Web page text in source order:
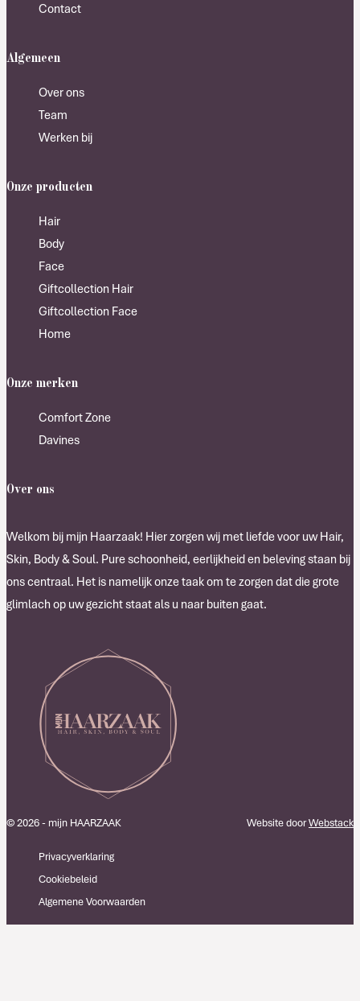
Contact
Algemeen
Over ons
Team
Werken bij
Onze producten
Hair
Body
Face
Giftcollection Hair
Giftcollection Face
Home
Onze merken
Comfort Zone
Davines
Over ons
Welkom bij mijn Haarzaak! Hier zorgen wij met liefde voor uw Hair,
Skin, Body & Soul. Pure schoonheid, eerlijkheid en beleving staan bij
ons centraal. Het is namelijk onze taak om te zorgen dat die grote
glimlach op uw gezicht staat als u naar buiten gaat.
© 2026 - mijn HAARZAAK
Privacyverklaring
Cookiebeleid
Algemene Voorwaarden
Website doorWebstack